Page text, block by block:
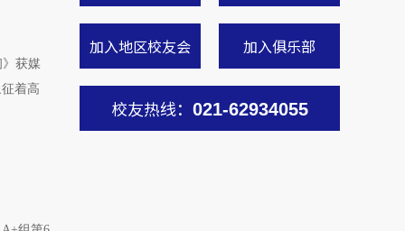
获媒
着高
加入地区校友会 加入俱乐部
校友热线： 021-62934055